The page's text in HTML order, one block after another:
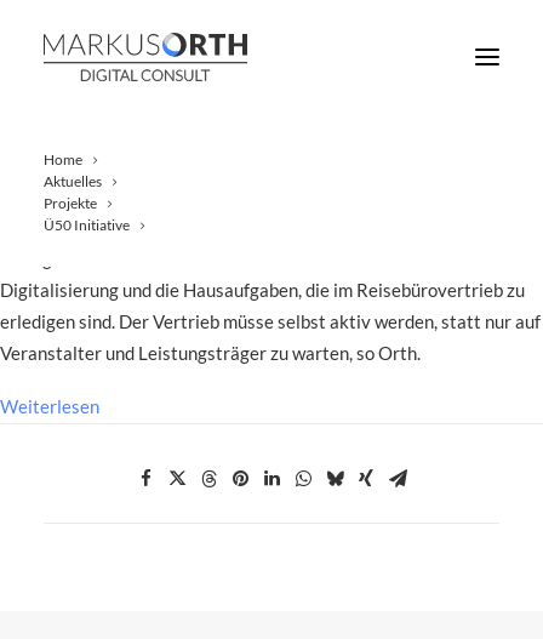
Home
Aktuelles
Projekte
Ü50 Initiative
Im zweiten Teil des Interviews mit LCC-Geschäftsführer Markus
Digitalisierung und die Hausaufgaben, die im Reisebürovertrieb zu
erledigen sind. Der Vertrieb müsse selbst aktiv werden, statt nur auf
Veranstalter und Leistungsträger zu warten, so Orth.
Weiterlesen